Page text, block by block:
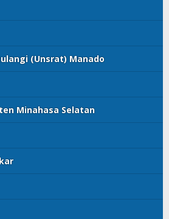
(Unsrat) Manado
Minahasa Selatan